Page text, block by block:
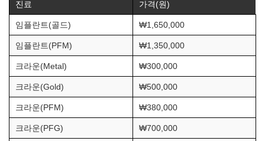
진료 가격(원)
임플란트(골드) ₩1,650,000
임플란트(PFM) ₩1,350,000
크라운(Metal) ₩300,000
크라운(Gold) ₩500,000
크라운(PFM) ₩380,000
크라운(PFG) ₩700,000